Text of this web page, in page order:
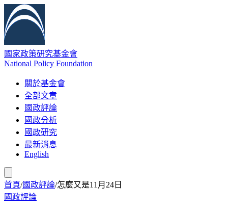
國家政策研究基金會
National Policy Foundation
關於基金會
全部文章
國政評論
國政分析
國政研究
最新消息
English
首頁/國政評論/怎麼又是11月24日
國政評論